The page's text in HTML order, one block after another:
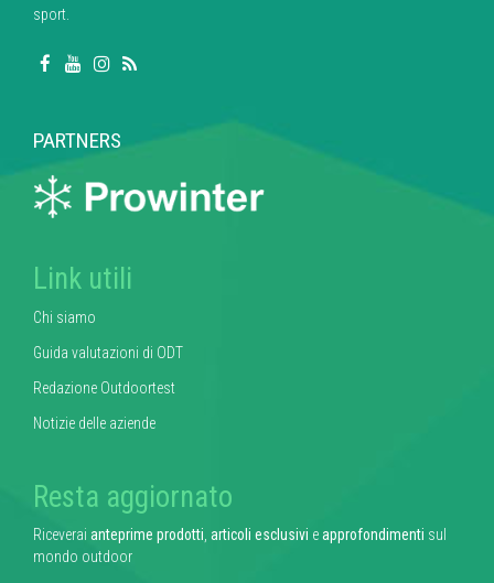
sport.
PARTNERS
Link utili
Chi siamo
Guida valutazioni di ODT
Redazione Outdoortest
Notizie delle aziende
Resta aggiornato
Riceverai anteprime prodotti articoli esclusivi eapprofondimenti sul
mondo outdoor